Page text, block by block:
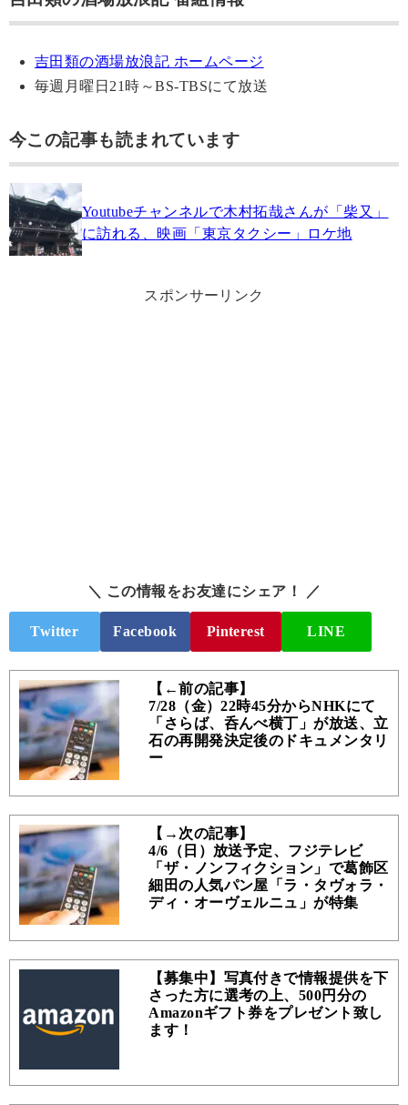
吉田類の酒場放浪記 ホームページ
毎週月曜日21時～BS-TBSにて放送
今この記事も読まれています
Youtubeチャンネルで木村拓哉さんが「柴又」
に訪れる、映画「東京タクシー」ロケ地
スポンサーリンク
＼ この情報をお友達にシェア！ ／
Twitter Facebook Pinterest LINE
【←前の記事】
7/28（金）22時45分からNHKにて
「さらば、呑んべ横丁」が放送、立
石の再開発決定後のドキュメンタリ
ー
【→次の記事】
4/6（日）放送予定、フジテレビ
「ザ・ノンフィクション」で葛飾区
細田の人気パン屋「ラ・タヴォラ・
ディ・オーヴェルニュ」が特集
【募集中】写真付きで情報提供を下
さった方に選考の上、500円分の
Amazonギフト券をプレゼント致し
ます！